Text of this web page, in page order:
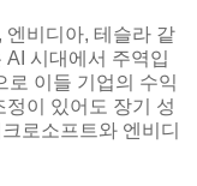
엔비디아, 테슬라 같
시대에서 주역입
로 이들 기업의 수익
이 있어도 장기 성
로소프트와 엔비디